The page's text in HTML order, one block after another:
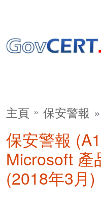
主頁 保安警報
保安警報
Microsoft 產
(2018年3月)